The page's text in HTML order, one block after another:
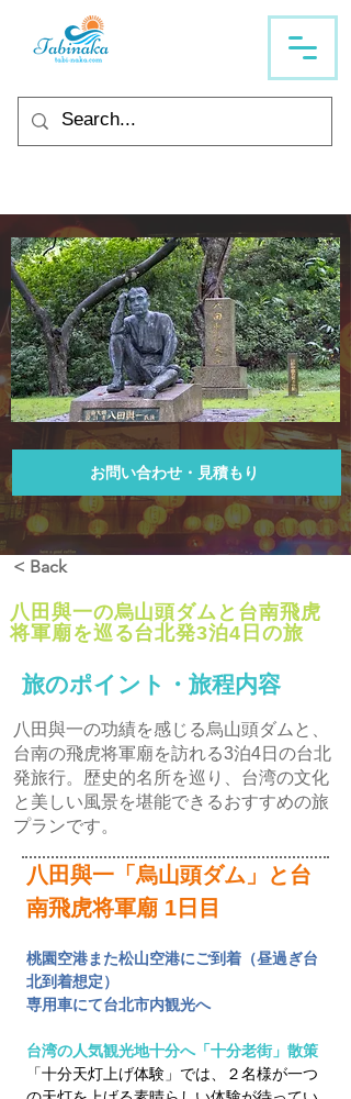
お問い合わせ・見積もり
< Back
八田與一の烏山頭ダムと台南飛虎
将軍廟を巡る台北発3泊4日の旅
旅のポイント・旅程内容
八田與一の功績を感じる烏山頭ダムと、
台南の飛虎将軍廟を訪れる3泊4日の台北
発旅行。歴史的名所を巡り、台湾の文化
と美しい風景を堪能できるおすすめの旅
プランです。
八田與一「烏山頭ダム」と台
南飛虎将軍廟 1日目
桃園空港また松山空港にご到着（昼過ぎ台
北到着想定）
専用車にて台北市内観光へ
台湾の人気観光地十分へ「十分老街」散策
「十分天灯上げ体験」では、２名様が一つ